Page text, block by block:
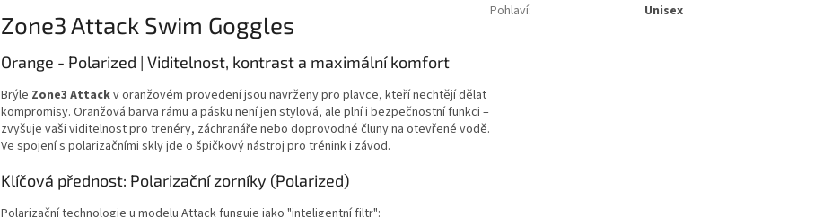
Zone3 Attack Swim Goggles
Orange - Polarized | Viditelnost, kontrast a maximální komfort
Brýle Zone3 Attackv oranžovém provedení jsou navrženy pro plavce, kteří nechtějí dělat
kompromisy. Oranžová barva rámu a pásku není jen stylová, ale plní i bezpečnostní funkci –
zvyšuje vaši viditelnost pro trenéry, záchranáře nebo doprovodné čluny na otevřené vodě.
Ve spojení s polarizačními skly jde o špičkový nástroj pro trénink i závod.
Klíčová přednost: Polarizační zorníky (Polarized)
Polarizační technologie u modelu Attack funguje jako "inteligentní filtr":
Pohlaví: Unisex